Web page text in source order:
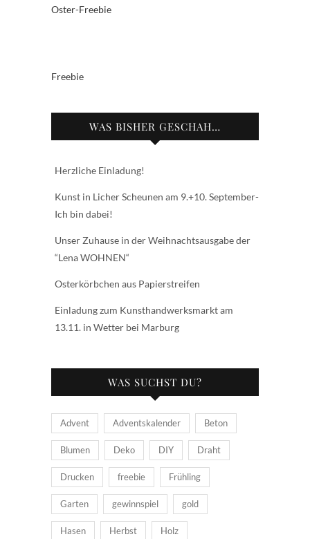
Oster-Freebie
Freebie
WAS BISHER GESCHAH…
Herzliche Einladung!
Kunst in Licher Scheunen am 9.+10. September-
Ich bin dabei!
Unser Zuhause in der Weihnachtsausgabe der
“Lena WOHNEN“
Osterkörbchen aus Papierstreifen
Einladung zum Kunsthandwerksmarkt am
13.11. in Wetter bei Marburg
WAS SUCHST DU?
Advent Adventskalender Beton
Blumen Deko DIY Draht
Drucken freebie Frühling
Garten gewinnspiel gold
Hasen Herbst Holz